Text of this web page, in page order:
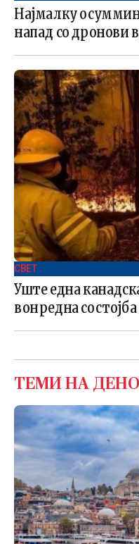
Најмалку
напад со дронови
СВЕТ .
Уште една
вонредна
ТЕМИ НА